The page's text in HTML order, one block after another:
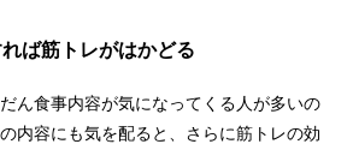
ば筋トレがはかどる
ん食事内容が気になってくる人が多いの
内容にも気を配ると、さらに筋トレの効